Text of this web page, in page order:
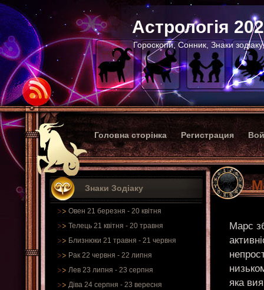
Астрологія
Гороскопи, Сонник, Знаки
Головна сторінка Регистрация
Знаки Зодіаку
Овен 21 березня - 20 квітня
Телець 21 квітня - 20 травня
Близнюки 21 травня - 21 червня
Рак 22 червня - 22 липня
Лев 23 липня - 23 серпня
Діва 24 серпня - 23 вересня
Марс
яка